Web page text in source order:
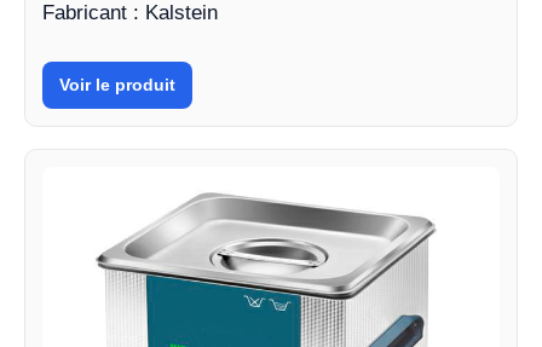
Fabricant : Kalstein
Voir le produit